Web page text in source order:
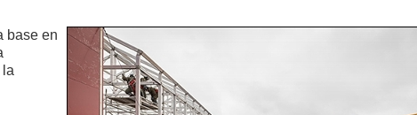
base en